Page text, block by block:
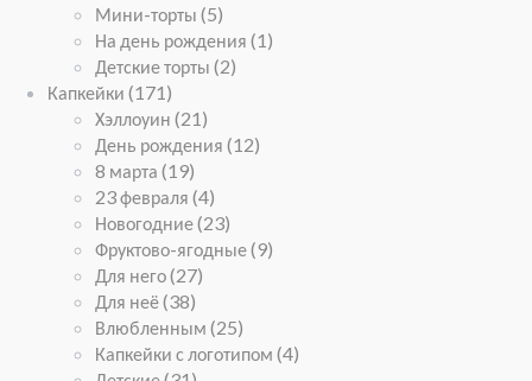
Мини-торты (5)
На день рождения (1)
Детские торты (2)
Капкейки (171)
Хэллоуин (21)
День рождения (12)
8 марта (19)
23 февраля (4)
Новогодние(23)
Фруктово-ягодные(9)
Для него(27)
Для неё(38)
Влюбленным (25)
Капкейки с логотипом (4)